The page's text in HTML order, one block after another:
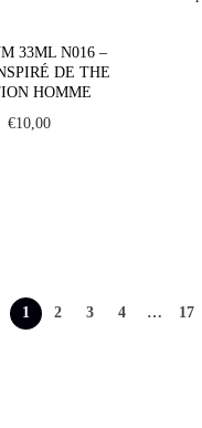
33ML N016 –
DE THE
HOMME
€10,00
1 2 3 4 … 17